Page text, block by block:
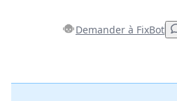
Demander à FixBot